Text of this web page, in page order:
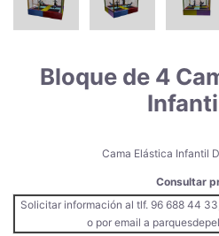
Bloque de 4
Cama Elástica Infantil
Consultar
Solicitar información al tlf. 96 688 44
o por email a